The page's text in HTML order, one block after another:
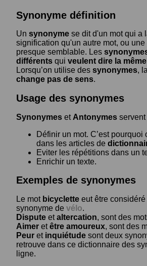
Synonyme définition
Un synonyme se dit d'un mot qui a
signification qu'un autre mot, ou
presque semblable. Les
différents qui veulent dire la
Lorsqu’on utilise des synonymes,
change pas de sens.
Usage des synonymes
Synonymes et Antonymes servent
Définir un mot. C’est pourquoi
dans les articles de
Eviter les répétitions dans un
Enrichir un texte.
Exemples de synonymes
Le mot bicyclette eut être
synonyme de vélo.
Dispute etaltercation, sont des
Aimer etêtre amoureux, sont des
Peur et inquiétude sont deux
retrouve dans ce dictionnaire des
ligne.